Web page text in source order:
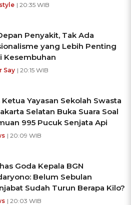
| 20:35 WIB
Penyakit, Tak Ada
yang Lebih Penting
Kesembuhan
Say | 20:15 WIB
Ketua Yayasan Sekolah Swasta
Selatan Buka Suara Soal
995 Pucuk Senjata Api
| 20:09 WIB
Goda Kepala BGN
Belum Sebulan
Sudah Turun Berapa Kilo?
| 20:03 WIB